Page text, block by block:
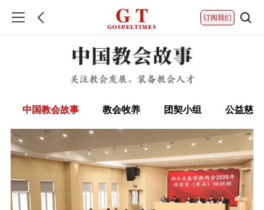
订阅我们
中国教会故事 教会牧养 团契小组 公益慈善